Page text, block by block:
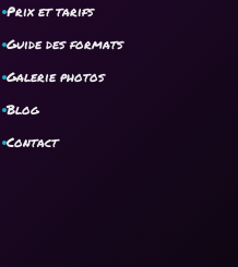
Prix et tarifs
Guide des formats
Galerie photos
Blog
Contact